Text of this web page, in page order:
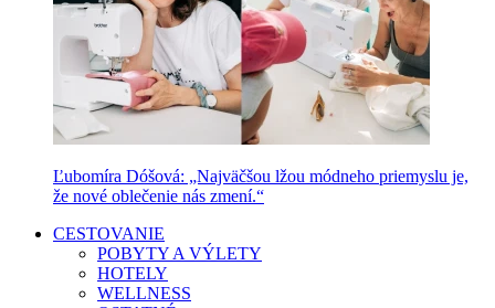
Ľubomíra Dóšová: „Najväčšou lžou módneho priemyslu je,
že nové oblečenie nás zmení.“
CESTOVANIE
POBYTY A VÝLETY
HOTELY
WELLNESS